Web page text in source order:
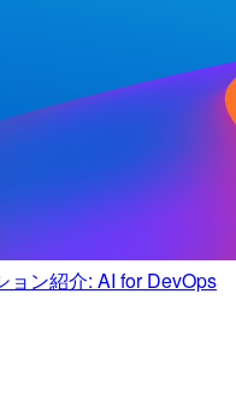
ョン紹介: AI for DevOps